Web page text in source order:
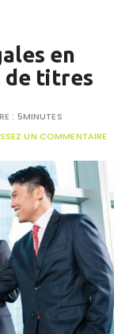
en
de titres
: 5MINUTES
UN COMMENTAIRE